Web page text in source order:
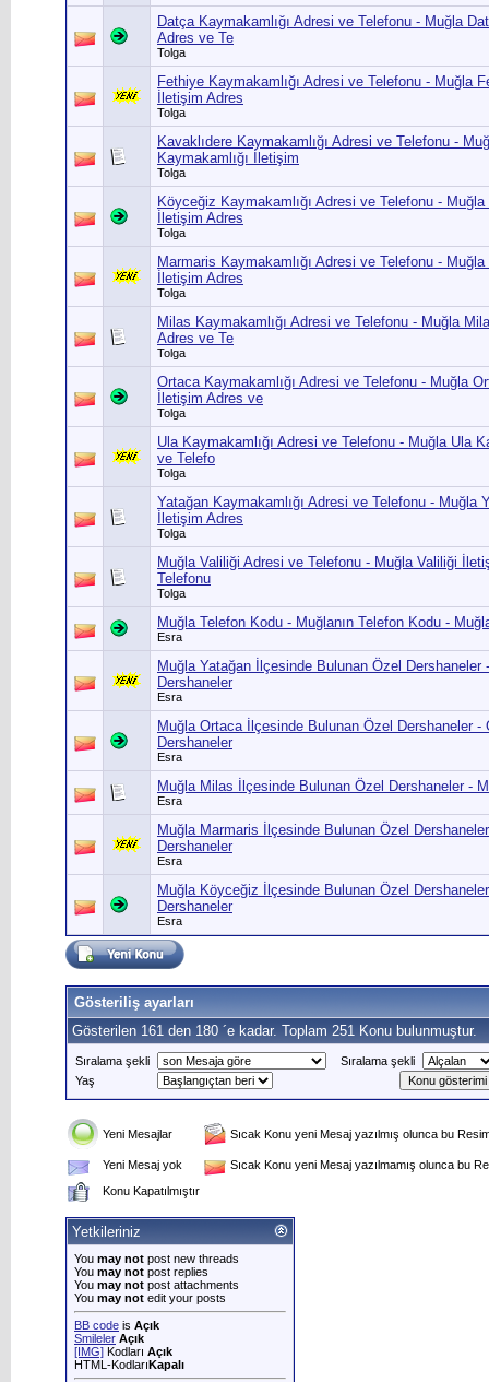
Datça Kaymakamlığı Adresi ve Telefonu - Muğla
Adres ve Te
Tolga
Fethiye Kaymakamlığı Adresi ve Telefonu - Muğla
İletişim Adres
Tolga
Kavaklıdere Kaymakamlığı Adresi ve Telefonu -
Kaymakamlığı İletişim
Tolga
Köyceğiz Kaymakamlığı Adresi ve Telefonu -
İletişim Adres
Tolga
Marmaris Kaymakamlığı Adresi ve Telefonu -
İletişim Adres
Tolga
Milas Kaymakamlığı Adresi ve Telefonu - Muğla
Adres ve Te
Tolga
Ortaca Kaymakamlığı Adresi ve Telefonu - Muğla
İletişim Adres ve
Tolga
Ula Kaymakamlığı Adresi ve Telefonu - Muğla Ula
ve Telefo
Tolga
Yatağan Kaymakamlığı Adresi ve Telefonu - Muğla
İletişim Adres
Tolga
Muğla Valiliği Adresi ve Telefonu - Muğla Valiliği
Telefonu
Tolga
Muğla Telefon Kodu - Muğlanın Telefon Kodu -
Esra
Muğla Yatağan İlçesinde Bulunan Özel Dershaneler
Dershaneler
Esra
Muğla Ortaca İlçesinde Bulunan Özel Dershaneler -
Dershaneler
Esra
Muğla Milas İlçesinde Bulunan Özel Dershaneler -
Esra
Muğla Marmaris İlçesinde Bulunan Özel
Dershaneler
Esra
Muğla Köyceğiz İlçesinde Bulunan Özel
Dershaneler
Esra
Gösteriliş ayarları
Gösterilen 161 den 180 ´e kadar. Toplam 251 Konu bulunmuştur.
Sıralama şekli
Sıralama şekli
Yaş
Yeni Mesajlar Sıcak Konu yeni Mesaj yazılmış olunca bu
Yeni Mesaj yok
Sıcak Konu yeni Mesaj yazılmamış olunca bu
Konu Kapatılmıştır
Yetkileriniz
You may not post new threads
You may not post replies
You may not post attachments
You may not edit your posts
BB code is Açık
Smileler Açık
[IMG] Kodları Açık
HTML-KodlarıKapalı